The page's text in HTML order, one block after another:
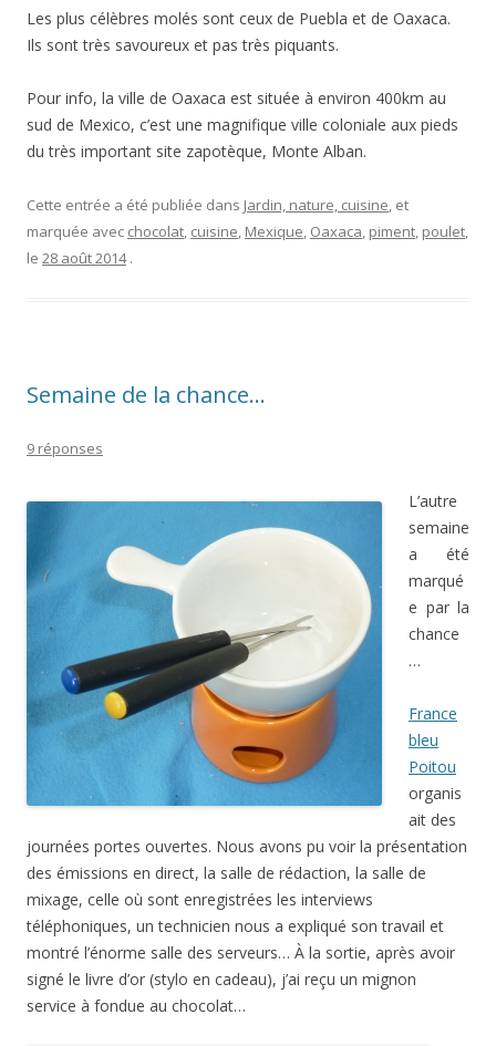
Les plus célèbres molés sont ceux de Puebla et de Oaxaca.
Ils sont très savoureux et pas très piquants.
Pour info, la ville de Oaxaca est située à environ 400km au
sud de Mexico, c’est une magnifique ville coloniale aux pieds
du très important site zapotèque, Monte Alban.
Cette entrée a été publiée dans Jardin, nature, cuisine, et
marquée avec chocolat, cuisine, Mexique, Oaxaca, piment, poulet,
le 28 août 2014 .
Semaine de la chance…
9 réponses
L’autre
semaine
a été
marqué
e par la
chance
…
France
bleu
Poitou
organis
ait des
journées portes ouvertes. Nous avons pu voir la présentation
des émissions en direct, la salle de rédaction, la salle de
mixage, celle où sont enregistrées les interviews
téléphoniques, un technicien nous a expliqué son travail et
montré l’énorme salle des serveurs… À la sortie, après avoir
signé le livre d’or (stylo en cadeau), j’ai reçu un mignon
service à fondue au chocolat…